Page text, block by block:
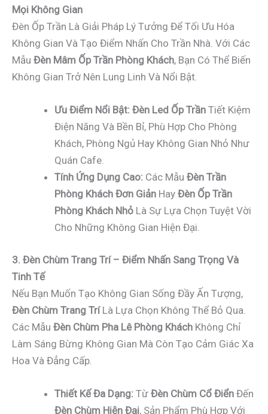
Mọi Không Gian
Đèn Ốp Trần Là Giải Pháp Lý Tưởng Để Tối Ưu Hóa
Không Gian Và Tạo Điểm Nhấn Cho Trần Nhà. Với Các
Mẫu Đèn Mâm Ốp Trần Phòng Khách, Bạn Có Thể Biến
Không Gian Trở Nên Lung Linh Và Nổi Bật.
Ưu Điểm Nổi Bật: Đèn Led Ốp Trần Tiết Kiệm
Điện Năng Và Bền Bỉ, Phù Hợp Cho Phòng
Khách, Phòng Ngủ Hay Không Gian Nhỏ Như
Quán Cafe.
Tính Ứng Dụng Cao: Các Mẫu Đèn Trần
Phòng Khách Đơn Giản Hay Đèn Ốp Trần
Phòng Khách Nhỏ Là Sự Lựa Chọn Tuyệt Vời
Cho Những Không Gian Hiện Đại.
3. Đèn Chùm Trang Trí – Điểm Nhấn Sang Trọng Và
Tinh Tế
Nếu Bạn Muốn Tạo Không Gian Sống Đầy Ấn Tượng,
Đèn Chùm Trang TríLà Lựa Chọn Không Thể Bỏ Qua.
Các Mẫu Đèn Chùm Pha Lê Phòng Khách Không Chỉ
Làm Sáng Bừng Không Gian Mà Còn Tạo Cảm Giác Xa
Hoa Và Đẳng Cấp.
Thiết Kế Đa Dạng: Từ Đèn Chùm Cổ Điển Đến
Đèn Chùm Hiện Đại, Sản Phẩm Phù Hợp Với